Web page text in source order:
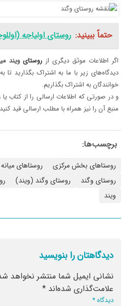
حتماً ببینید: روستای اولیاجه
اگر اطلاعات موثق دیگری ازروستای‌ ویند
دیدگاه‌های زیر با ما به اشتراک بگذارید
خوانندگان به اشتراک بگذاریم.
و در صورتی که اطلاعات ارسالی را از کتاب
منبع آن را نیز همراه با مطلب ارسالی قید
برچسب‌ها:
روستاهای بخش مرکزی روستاهای میانه
روستای وگند
روستای وگند (ویند)
ویند
دیدگاهتان را بنویسید
نشانی ایمیل شما منتشر نخواهد
علامت‌گذاری شده‌اند *
دیدگاه*